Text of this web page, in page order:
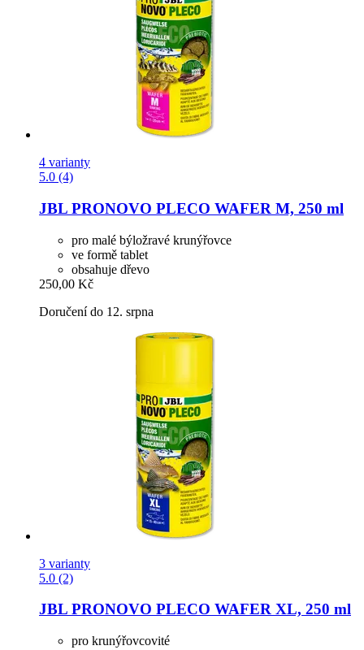
4 varianty
5.0 (4)
JBL PRONOVO PLECO WAFER M, 250 ml
pro malé býložravé krunýřovce
ve formě tablet
obsahuje dřevo
250,00 Kč
Doručení do 12. srpna
3 varianty
5.0 (2)
JBL PRONOVO PLECO WAFER XL, 250 ml
pro krunýřovcovité